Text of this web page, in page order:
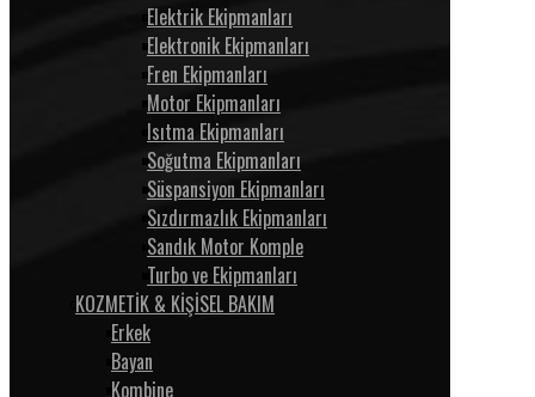
Elektrik Ekipmanları
Elektronik Ekipmanları
Fren Ekipmanları
Motor Ekipmanları
Isıtma Ekipmanları
Soğutma Ekipmanları
Süspansiyon Ekipmanları
Sızdırmazlık Ekipmanları
Sandık Motor Komple
Turbo ve Ekipmanları
KOZMETİK & KİŞİSEL BAKIM
Erkek
Bayan
Kombine